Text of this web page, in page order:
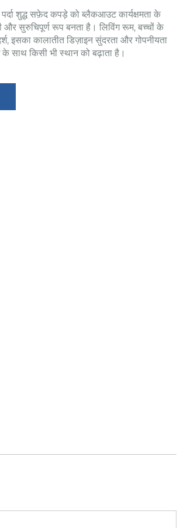
शुद्ध सफ़ेद कपड़े को ब्लैकआउट कार्यक्षमता के
सुरुचिपूर्ण रूप बनता है। लिविंग रूम, बच्चों के
इसका कालातीत डिज़ाइन सुंदरता और गोपनीयता
के साथ किसी भी स्थान को बढ़ाता है।